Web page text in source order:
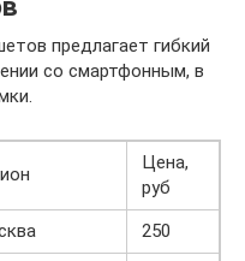
предлагает гибкий
со смартфонным, в
Цена,
руб
250